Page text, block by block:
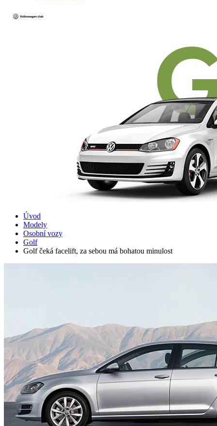
Úvod
Modely
Osobní vozy
Golf
Golf čeká facelift, za sebou má bohatou minulost